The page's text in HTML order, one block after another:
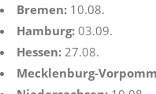
Bremen: 10.08.
Hamburg: 03.09.
Hessen: 27.08.
Mecklenburg-